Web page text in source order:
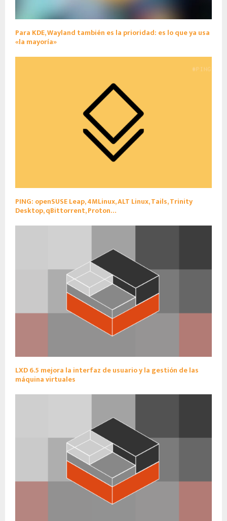
Para KDE, Wayland también es la prioridad: es lo que ya usa
«la mayoría»
PING: openSUSE Leap, 4MLinux, ALT Linux, Tails, Trinity
Desktop, qBittorrent, Proton…
LXD 6.5 mejora la interfaz de usuario y la gestión de las
máquina virtuales